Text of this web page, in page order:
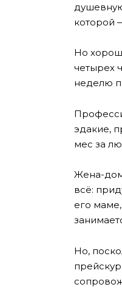
которой
Но
четырех
неделю
эдакие,
мес за
Жена-
всё:
его
Но,